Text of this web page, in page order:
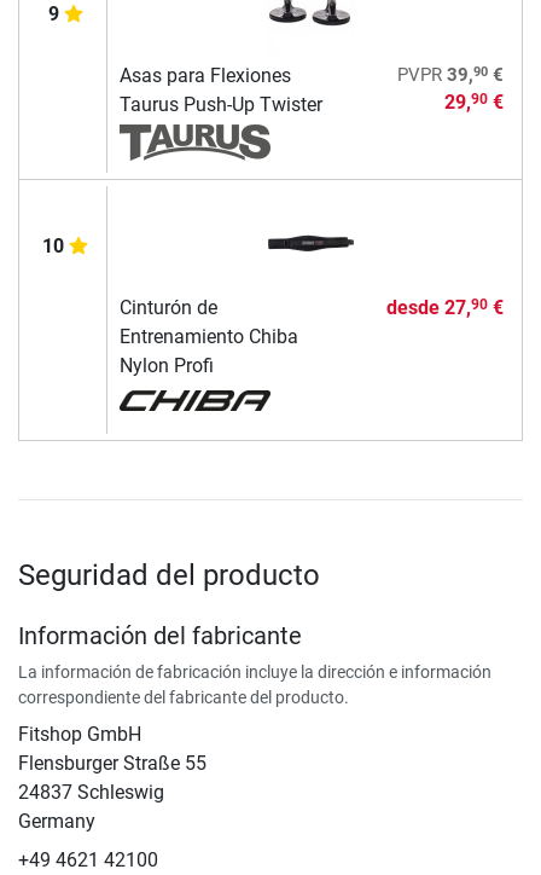
9
Asas para Flexiones
Taurus Push-Up Twister
PVPR 39,90€
29,90€
10
Cinturón de
Entrenamiento Chiba
Nylon Profi
desde 27,90€
Seguridad del producto
Información del fabricante
La información de fabricación incluye la dirección e información
correspondiente del fabricante del producto.
Fitshop GmbH
Flensburger Straße 55
24837 Schleswig
Germany
+49 4621 42100